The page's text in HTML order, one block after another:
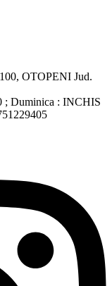
OTOPENI Jud.
; Duminica : INCHIS